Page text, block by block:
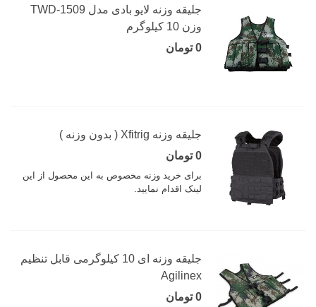
جلیقه وزنه لایو بادی مدل TWD-1509
وزن 10 کیلوگرم
0 تومان
جلیقه وزنه Xfitrig ( بدون وزنه )
0 تومان
برای خرید وزنه مخصوص به این محصول از این
لینک اقدام نمایید.
جلیقه وزنه ای 10 کیلوگرمی قابل تنظیم
Agilinex
0 تومان